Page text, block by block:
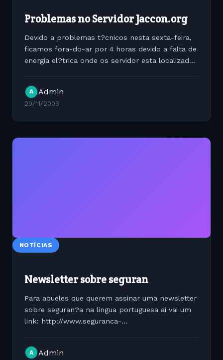
Problemas no Servidor Jaccon.org
Devido a problemas t?cnicos nesta sexta-feira,
ficamos fora-do-ar por 4 horas devido a falta de
energia el?trica onde os servidor esta localizado.
horas. Assim pedimos...
A Admin
29/11/2003
NOTÍCIAS
Newsletter sobre seguran
Para aqueles que querem assinar uma newsletter
sobre seguran?a na lingua portuguesa ai vai um
link: http://www.seguranca-
A Admin